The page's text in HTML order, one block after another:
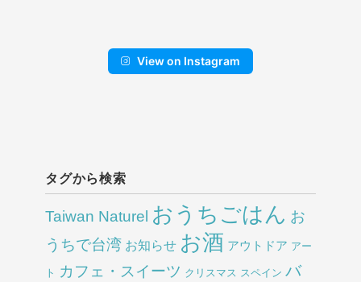
View on Instagram
タグから検索
Taiwan Naturel おうちごはん お
うちで台湾 お知らせ お酒 アウトドア アー
ト カフェ・スイーツ クリスマス スペイン バ